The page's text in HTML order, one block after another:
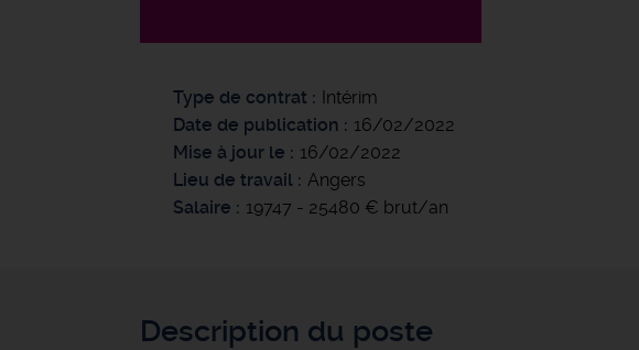
Type de contrat
Intérim
Date de publication
16/02/2022
Mise à jour le
16/02/2022
Lieu de travail
Angers
Salaire
19747 - 25480 € brut/an
Description du poste